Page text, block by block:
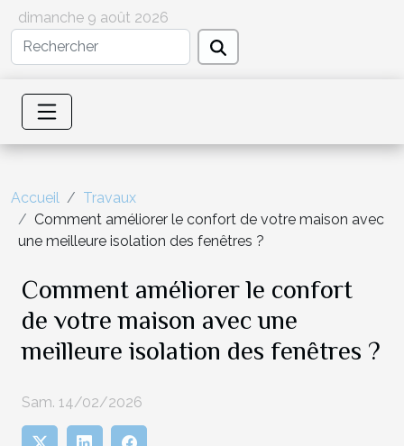
dimanche 9 août 2026
Accueil
Travaux
Comment améliorer le confort de votre maison avec
une meilleure isolation des fenêtres ?
Comment améliorer le confort
de votre maison avec une
meilleure isolation des fenêtres ?
Sam. 14/02/2026